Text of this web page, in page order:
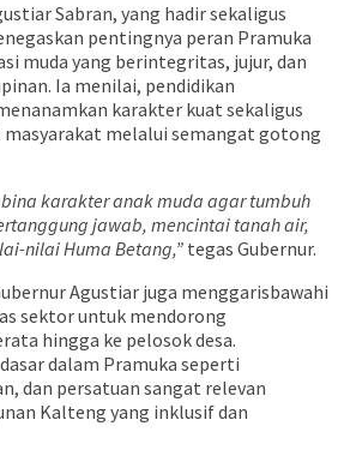
Sabran, yang hadir sekaligus
pentingnya peran Pramuka
muda yang berintegritas, jujur, dan
Ia menilai, pendidikan
karakter kuat sekaligus
melalui semangat gotong
karakter anak muda agar tumbuh
jawab, mencintai tanah air,
nilai Huma Betang,” tegas Gubernur.
Agustiar juga menggarisbawahi
sektor untuk mendorong
hingga ke pelosok desa.
dalam Pramuka seperti
dan persatuan sangat relevan
Kalteng yang inklusif dan